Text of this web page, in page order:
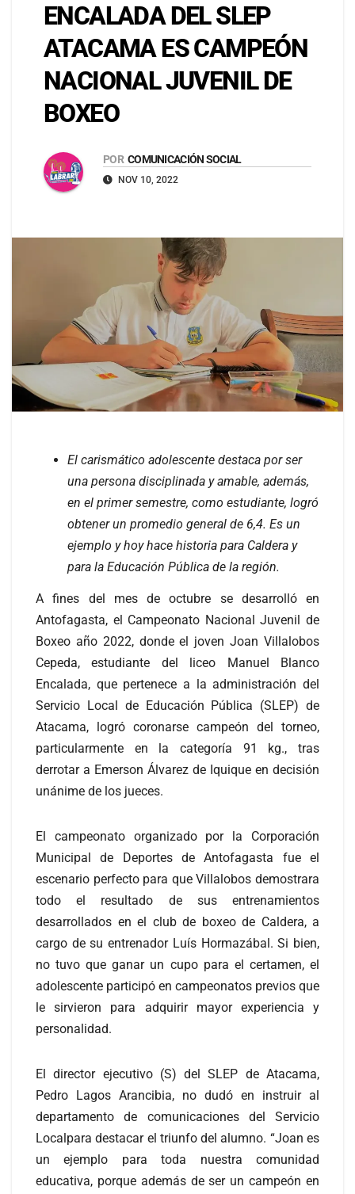
ENCALADA DEL SLEP
ATACAMA ES CAMPEÓN
NACIONAL JUVENIL DE
BOXEO
POR COMUNICACIÓN SOCIAL
NOV 10, 2022
El carismático adolescente destaca por ser
una persona disciplinada y amable, además,
en el primer semestre, como estudiante, logró
obtener un promedio general de 6,4. Es un
ejemplo y hoy hace historia para Caldera y
para la Educación Pública de la región.
A fines del mes de octubre se desarrolló en
Antofagasta, el Campeonato Nacional Juvenil de
Boxeo año 2022, donde el joven Joan Villalobos
Cepeda, estudiante del liceo Manuel Blanco
Encalada, que pertenece a la administración del
Servicio Local de Educación Pública (SLEP) de
Atacama, logró coronarse campeón del torneo,
particularmente en la categoría 91 kg., tras
derrotar a Emerson Álvarez de Iquique en decisión
unánime de los jueces.
El campeonato organizado por la Corporación
Municipal de Deportes de Antofagasta fue el
escenario perfecto para que Villalobos demostrara
todo el resultado de sus entrenamientos
desarrollados en el club de boxeo de Caldera, a
cargo de su entrenador Luís Hormazábal. Si bien,
no tuvo que ganar un cupo para el certamen, el
adolescente participó en campeonatos previos que
le sirvieron para adquirir mayor experiencia y
personalidad.
El director ejecutivo (S) del SLEP de Atacama,
Pedro Lagos Arancibia, no dudó en instruir al
departamento de comunicaciones del Servicio
Localpara destacar el triunfo del alumno. “Joan es
un ejemplo para toda nuestra comunidad
educativa, porque además de ser un campeón en